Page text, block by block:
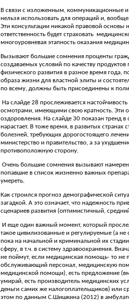
В связи с изложенным, коммуникационные и
нельзя использовать для операций и,
Эти консультации никакой правовой основы
ответственность будет страховать
многоуровневая этапность оказания
Вызывают большие сомнения проценты
создаваемых условий по качеству
физического развития в разное время года,
образа жизни для властной элиты и
по всему, должны быть присоединены к
На слайде 28 прослеживается
осмотрами, имеющими свою кратность. Эти
оздоровления. На слайде 30 показан тренд
нарастает. В тоже время, в развитых
болезней, требующих дорогостоящего
министерство и правительство, а за
противоположную сторону.
Очень большие сомнения вызывают
попавшие в список жизненно важных
умереть.
Как строился прогноз демографической
загадкой. А это означает, что надежность
сценариев развития (оптимистичный,
И еще один важный момент, который
такое цивилизованные и регулируемые (а
пока на начальной и криминальной их
сферу, в т.ч. в систему здравоохранения.
не поймут, если медицинская помощь- то не
обслуживающий персонал, медицинскую
медицинской помощи), есть предложение
умирай, есть производитель медицинских
деньги самих же налогоплательщиков) или
этом по данным С.Шишкина (2012) в